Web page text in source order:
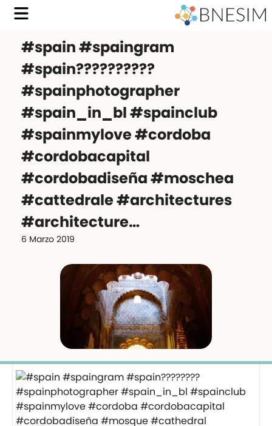
#spain #spaingram
#spain??????????
#spainphotographer
#spain_in_bl #spainclub
#spainmylove #cordoba
#cordobacapital
#cordobadiseña #moschea
#cattedrale #architectures
#architecture…
6 Marzo 2019